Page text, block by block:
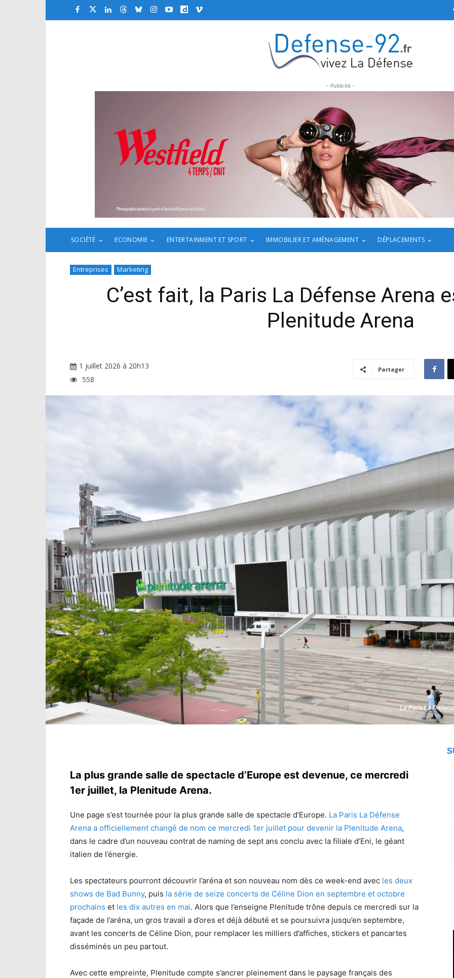
- Publicité -
SOCIÉTÉ ECONOMIE ENTERTAINMENT ET SPORT IMMOBILIER ET AMÉNAGEMENT DÉPLACEMENTS
Entreprises Marketing
C’est fait, la Paris La Défense Arena
Plenitude Arena
1 juillet 2026 à 20h13
558
Partager
La Paris La
La Paris La
La plus grande salle de spectacle d’Europe est devenue, ce mercredi
1er juillet, la Plenitude Arena.
Une page s’est tournée pour la plus grande salle de spectacle d’Europe. La Paris La Défense
Arena a officiellement changé de nom ce mercredi 1er juillet pour devenir la Plenitude Arena,
dans le cadre d’un nouveau contrat de naming de sept ans conclu avec la filiale d’Eni, le géant
italien de l’énergie.
Les spectateurs pourront découvrir l’aréna et son nouveau nom dès ce week-end avec les deux
shows de Bad Bunny, puis la série de seize concerts de Céline Dion en septembre et octobre
prochains et les dix autres en mai. Alors que l’enseigne Plenitude trône depuis ce mercredi sur la
façade de l’aréna, un gros travail a d’ores et déjà débuté et se poursuivra jusqu’en septembre,
avant les concerts de Céline Dion, pour remplacer les milliers d’affiches, stickers et pancartes
disséminés un peu partout.
Avec cette empreinte, Plenitude compte s’ancrer pleinement dans le paysage français des